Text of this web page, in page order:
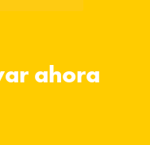
ahora